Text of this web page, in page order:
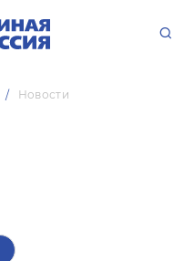
Новости